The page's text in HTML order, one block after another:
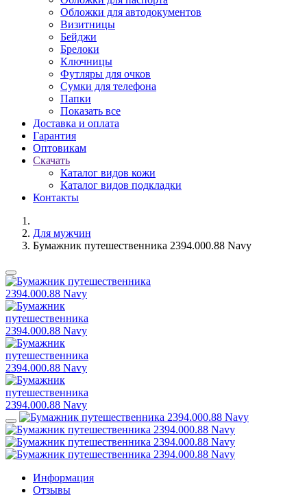
Обложки для автодокументов
Визитницы
Бейджи
Брелоки
Ключницы
Футляры для очков
Сумки для телефона
Папки
Показать все
Доставка и оплата
Гарантия
Оптовикам
Скачать
Каталог видов кожи
Каталог видов подкладки
Контакты
Для мужчин
Бумажник путешественника 2394.000.88 Navy
Информация
Отзывы